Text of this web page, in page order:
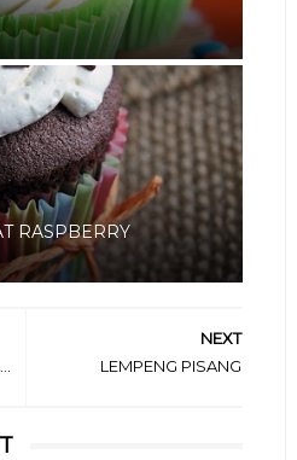
RASPBERRY
NEXT
LEMPENG PISANG